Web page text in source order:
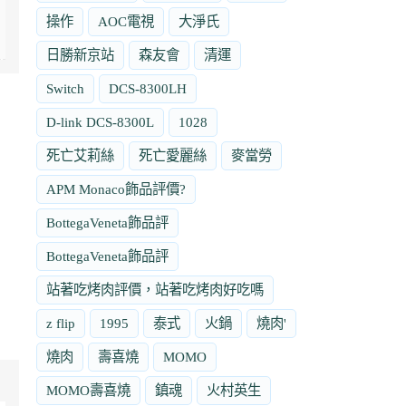
操作 AOC電視 大淨氏
日勝新京站 森友會 清運
Switch DCS-8300LH
D-link DCS-8300L 1028
死亡艾莉絲 死亡愛麗絲 麥當勞
APM Monaco飾品評價?
BottegaVeneta飾品評
BottegaVeneta飾品評
站著吃烤肉評價，站著吃烤肉好吃嗎
z flip 1995 泰式 火鍋 燒肉'
燒肉 壽喜燒 MOMO
MOMO壽喜燒 鎮魂 火村英生